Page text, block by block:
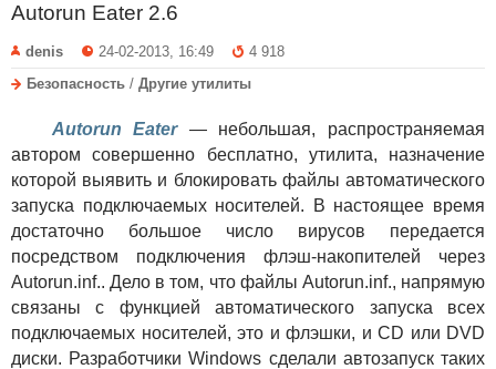
Autorun Eater 2.6
denis 24-02-2013, 16:49
4 918
Безопасность / Другие утилиты
Autorun Eater— небольшая, распространяемая
автором совершенно бесплатно, утилита, назначение
которой выявить и блокировать файлы автоматического
запуска подключаемых носителей. В настоящее время
достаточно большое число вирусов передается
посредством подключения флэш-накопителей через
Autorun.inf.. Дело в том, что файлы Autorun.inf., напрямую
связаны с функцией автоматического запуска всех
подключаемых носителей, это и флэшки, и CD или DVD
диски. Разработчики Windows сделали автозапуск таких